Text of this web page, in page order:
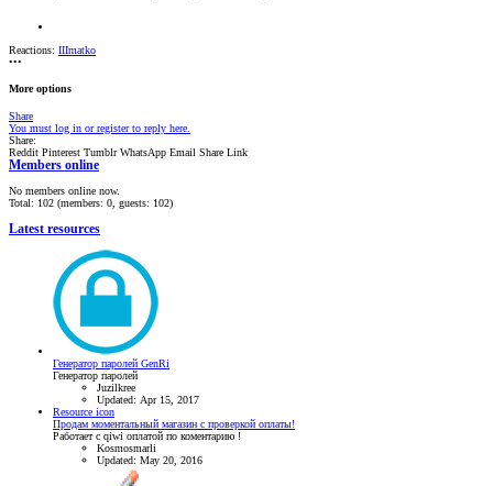
Reactions: IIImatko
•••
More options
Share
You must log in or register to reply here.
Share:
Reddit Pinterest Tumblr WhatsApp Email Share Link
Members online
No members online now.
Total: 102 (members: 0, guests: 102)
Latest resources
Генератор паролей GenRi
Генератор паролей
Juzilkree
Updated: Apr 15, 2017
Resource icon
Продам моментальный магазин с проверкой оплаты!
Работает с qiwi оплатой по коментарию !
Kosmosmarli
Updated: May 20, 2016